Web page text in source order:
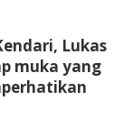
Lukas
muka yang